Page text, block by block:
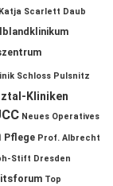
Scarlett Daub
Schloss Pulsnitz
Kliniken
Neues Operatives
Pflege Prof. Albrecht
Stift Dresden
Top